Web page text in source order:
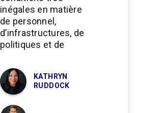
inégales en matière
de personnel,
d’infrastructures, de
politiques et de
KATHRYN
RUDDOCK